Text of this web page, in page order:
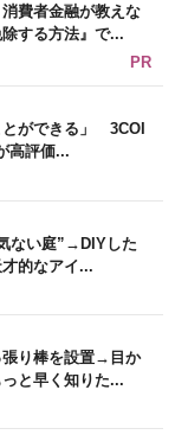
費者金融が教えな
する方法』で...
PR
とができる」 3COI
高評価...
ない庭”→DIYした
的なアイ...
張り棒を設置→目か
と早く知りた...